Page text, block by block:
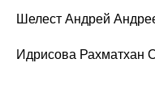
Шелест Андрей
Идрисова Рахматхан